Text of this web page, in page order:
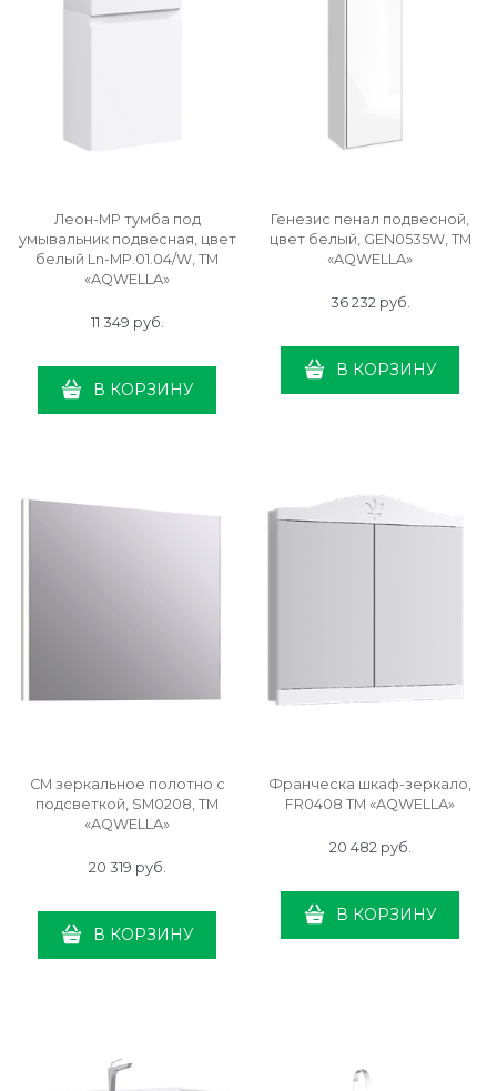
Леон-МР тумба под
умывальник подвесная, цвет
белый Ln-MP.01.04/W, ТМ
«AQWELLA»
11 349 руб.
В КОРЗИНУ
Генезис пенал подвесной,
цвет белый, GEN0535W, ТМ
«AQWELLA»
36 232 руб.
В КОРЗИНУ
СМ зеркальное полотно с
подсветкой, SM0208, ТМ
«AQWELLA»
20 319 руб.
В КОРЗИНУ
Франческа шкаф-зеркало,
FR0408 ТМ «AQWELLA»
20 482 руб.
В КОРЗИНУ